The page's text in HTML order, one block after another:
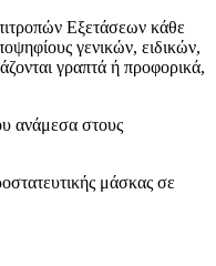
Εξετάσεων κάθε
γενικών, ειδικών,
γραπτά ή προφορικά,
ανάμεσα στους
μάσκας σε